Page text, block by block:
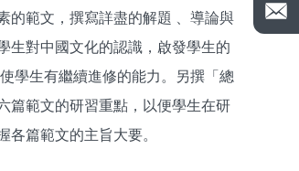
的範文，撰寫詳盡的解題 、導論與
生對中國文化的認識，啟發學生的
學生有繼續進修的能力。另撰「總
篇範文的研習重點，以便學生在研
篇範文的主旨大要。